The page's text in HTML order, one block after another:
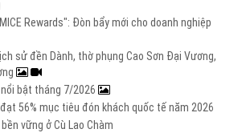
Rewards": Đòn bẩy mới cho doanh nghiệp
sử đền Dành, thờ phụng Cao Sơn Đại Vương,
bật tháng 7/2026
56% mục tiêu đón khách quốc tế năm 2026
vững ở Cù Lao Chàm